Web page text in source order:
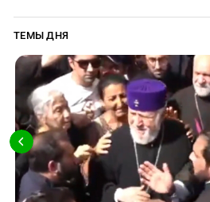
ТЕМЫ ДНЯ